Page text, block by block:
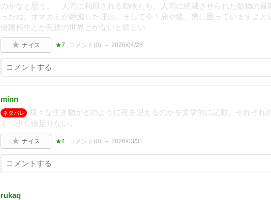
のかなと思う。 人間に利用される動物たち、人間に絶滅させられた動物の最
ったね。オオカミが絶滅した理由。そして今！鹿や猪、熊に困っていますよ
輪廻転生とか死後の世界とかないと嬉しい
ナイス ★7 コメント(0) 2026/04/28
minn
ネタバレ
様々な生き物がどのように死を迎えるのかを文学的に記載。それぞれ
く、少し物足りない。
ナイス ★4 コメント(0) 2026/03/31
rukaq